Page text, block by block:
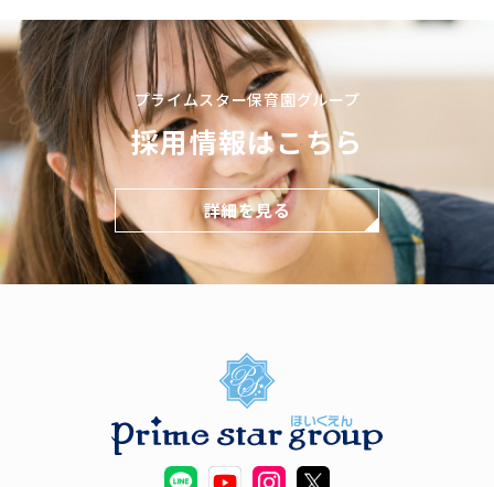
プライムスター保育園グループ
採用情報はこちら
詳細を見る